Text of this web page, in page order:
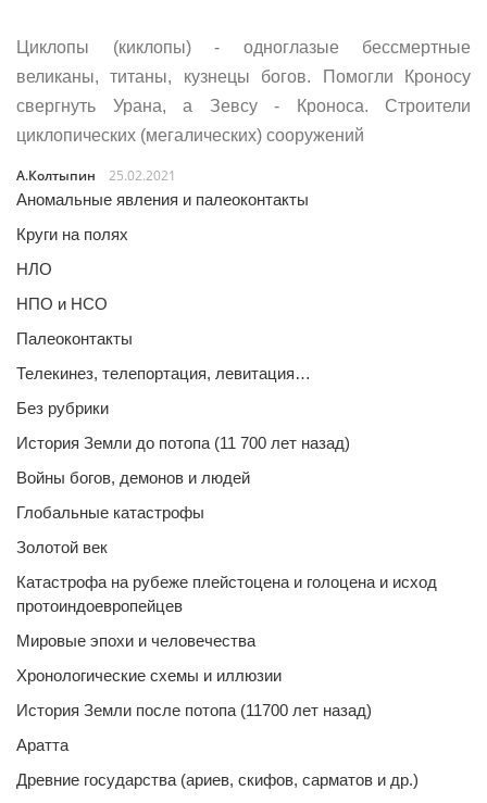
Циклопы (киклопы) - одноглазые бессмертные
великаны, титаны, кузнецы богов. Помогли Кроносу
свергнуть Урана, а Зевсу - Кроноса. Строители
циклопических (мегалических) сооружений
А.Колтыпин
25.02.2021
Аномальные явления и палеоконтакты
Круги на полях
НЛО
НПО и НСО
Палеоконтакты
Телекинез, телепортация, левитация…
Без рубрики
История Земли до потопа (11 700 лет назад)
Войны богов, демонов и людей
Глобальные катастрофы
Золотой век
Катастрофа на рубеже плейстоцена и голоцена и исход
протоиндоевропейцев
Мировые эпохи и человечества
Хронологические схемы и иллюзии
История Земли после потопа (11700 лет назад)
Аратта
Древние государства (ариев, скифов, сарматов и др.)